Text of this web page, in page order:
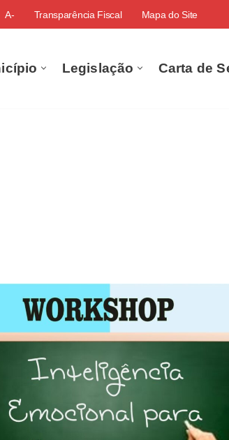
A- Transparência Fiscal Mapa do Site
Legislação Carta de